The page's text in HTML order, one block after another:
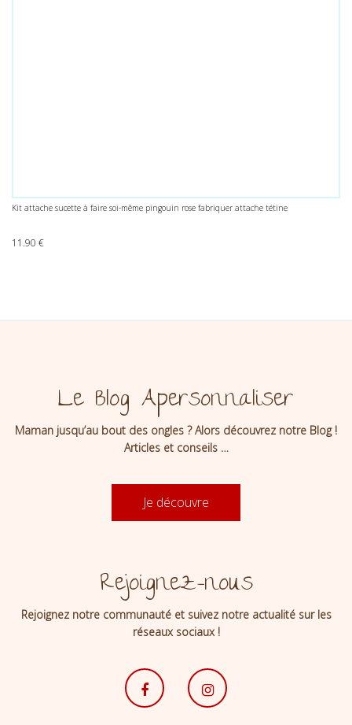
Kit attache sucette à faire soi-même pingouin rose fabriquer attache tétine
11.90 €
Le Blog Apersonnaliser
Maman jusqu’au bout des ongles ? Alors découvrez notre Blog !
Articles et conseils …
Je découvre
Rejoignez-nous
Rejoignez notre communauté et suivez notre actualité sur les
réseaux sociaux !